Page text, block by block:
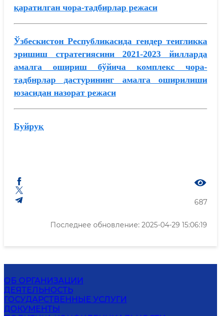
қаратилган чора-тадбирлар режаси
Ўзбескистон Республикасида гендер теигликка
эришиш стратегиясини 2021-2023 йилларда
амалга ошириш бўйича комплекс чора-
тадбнрлар дастурининг амалга оширилиши
юзасидан назорат режаси
Буйруқ
687
Последнее обновление: 2025-04-29 15:06:19
ОБ ОРГАНИЗАЦИИ
ДЕЯТЕЛЬНОСТЬ
ГОСУДАРСТВЕННЫЕ УСЛУГИ
ДОКУМЕНТЫ